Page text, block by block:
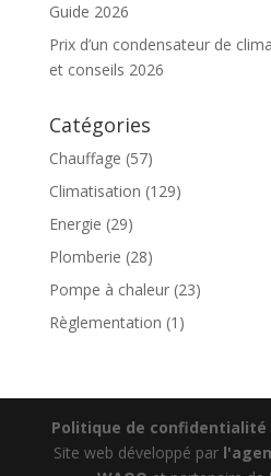
Guide 2026
Prix d’un condensateur de
et conseils 2026
Catégories
Chauffage (57)
Climatisation (129)
Energie (29)
Plomberie (28)
Pompe à chaleur(23)
Règlementation (1)
Politique de confidentialité
Site web développé par